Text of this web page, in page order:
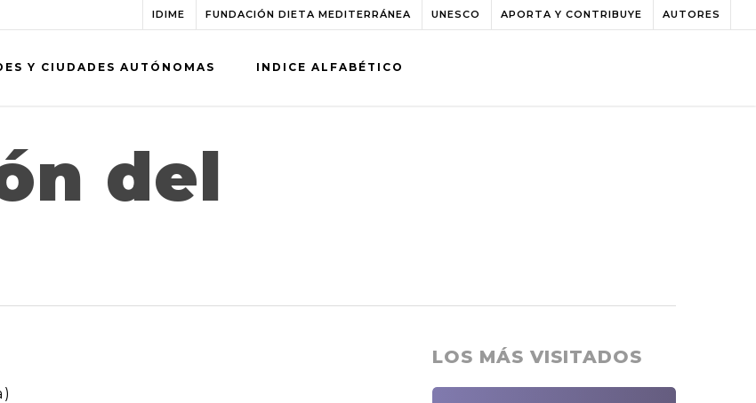
IDIME FUNDACIÓN DIETA MEDITERRÁNEA UNESCO APORTA Y CONTRIBUYE AUTORES
Y CIUDADES AUTÓNOMAS INDICE ALFABÉTICO
del
LOS MÁS VISITADOS